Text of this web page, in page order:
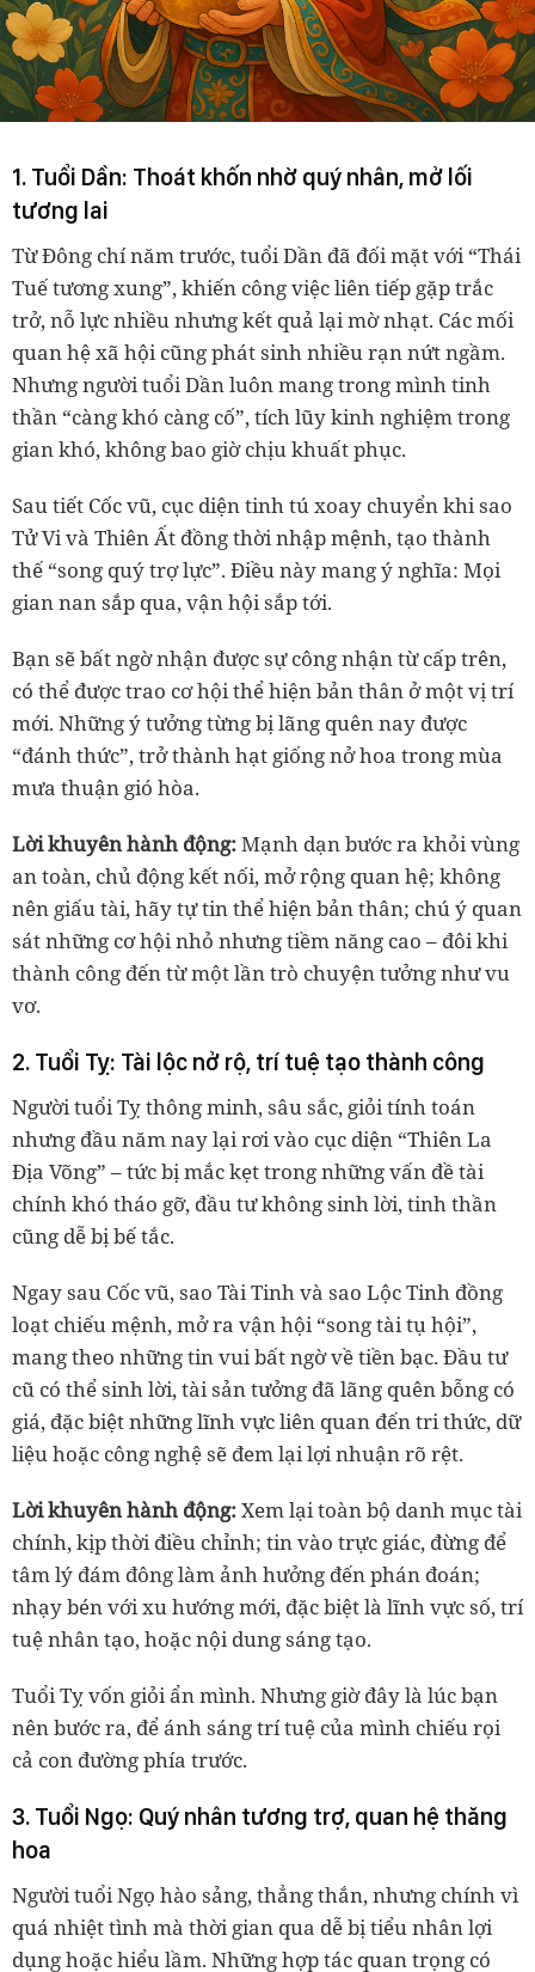
1. Tuổi Dần: Thoát khốn nhờ quý nhân, mở lối
tương lai
Từ Đông chí năm trước, tuổi Dần đã đối mặt với “Thái
Tuế tương xung”, khiến công việc liên tiếp gặp trắc
trở, nỗ lực nhiều nhưng kết quả lại mờ nhạt. Các mối
quan hệ xã hội cũng phát sinh nhiều rạn nứt ngầm.
Nhưng người tuổi Dần luôn mang trong mình tinh
thần “càng khó càng cố”, tích lũy kinh nghiệm trong
gian khó, không bao giờ chịu khuất phục.
Sau tiết Cốc vũ, cục diện tinh tú xoay chuyển khi sao
Tử Vi và Thiên Ất đồng thời nhập mệnh, tạo thành
thế “song quý trợ lực”. Điều này mang ý nghĩa: Mọi
gian nan sắp qua, vận hội sắp tới.
Bạn sẽ bất ngờ nhận được sự công nhận từ cấp trên,
có thể được trao cơ hội thể hiện bản thân ở một vị trí
mới. Những ý tưởng từng bị lãng quên nay được
“đánh thức”, trở thành hạt giống nở hoa trong mùa
mưa thuận gió hòa.
Lời khuyên hành động:Mạnh dạn bước ra khỏi vùng
an toàn, chủ động kết nối, mở rộng quan hệ; không
nên giấu tài, hãy tự tin thể hiện bản thân; chú ý quan
sát những cơ hội nhỏ nhưng tiềm năng cao – đôi khi
thành công đến từ một lần trò chuyện tưởng như vu
vơ.
2. Tuổi Tỵ: Tài lộc nở rộ, trí tuệ tạo thành công
Người tuổi Tỵ thông minh, sâu sắc, giỏi tính toán
nhưng đầu năm nay lại rơi vào cục diện “Thiên La
Địa Võng” – tức bị mắc kẹt trong những vấn đề tài
chính khó tháo gỡ, đầu tư không sinh lời, tinh thần
cũng dễ bị bế tắc.
Ngay sau Cốc vũ, sao Tài Tinh và sao Lộc Tinh đồng
loạt chiếu mệnh, mở ra vận hội “song tài tụ hội”,
mang theo những tin vui bất ngờ về tiền bạc. Đầu tư
cũ có thể sinh lời, tài sản tưởng đã lãng quên bỗng có
giá, đặc biệt những lĩnh vực liên quan đến tri thức, dữ
liệu hoặc công nghệ sẽ đem lại lợi nhuận rõ rệt.
Lời khuyên hành động:Xem lại toàn bộ danh mục tài
chính, kịp thời điều chỉnh; tin vào trực giác, đừng để
tâm lý đám đông làm ảnh hưởng đến phán đoán;
nhạy bén với xu hướng mới, đặc biệt là lĩnh vực số, trí
tuệ nhân tạo, hoặc nội dung sáng tạo.
Tuổi Tỵ vốn giỏi ẩn mình. Nhưng giờ đây là lúc bạn
nên bước ra, để ánh sáng trí tuệ của mình chiếu rọi
cả con đường phía trước.
3. Tuổi Ngọ: Quý nhân tương trợ, quan hệ thăng
hoa
Người tuổi Ngọ hào sảng, thẳng thắn, nhưng chính vì
quá nhiệt tình mà thời gian qua dễ bị tiểu nhân lợi
dụng hoặc hiểu lầm. Những hợp tác quan trọng có